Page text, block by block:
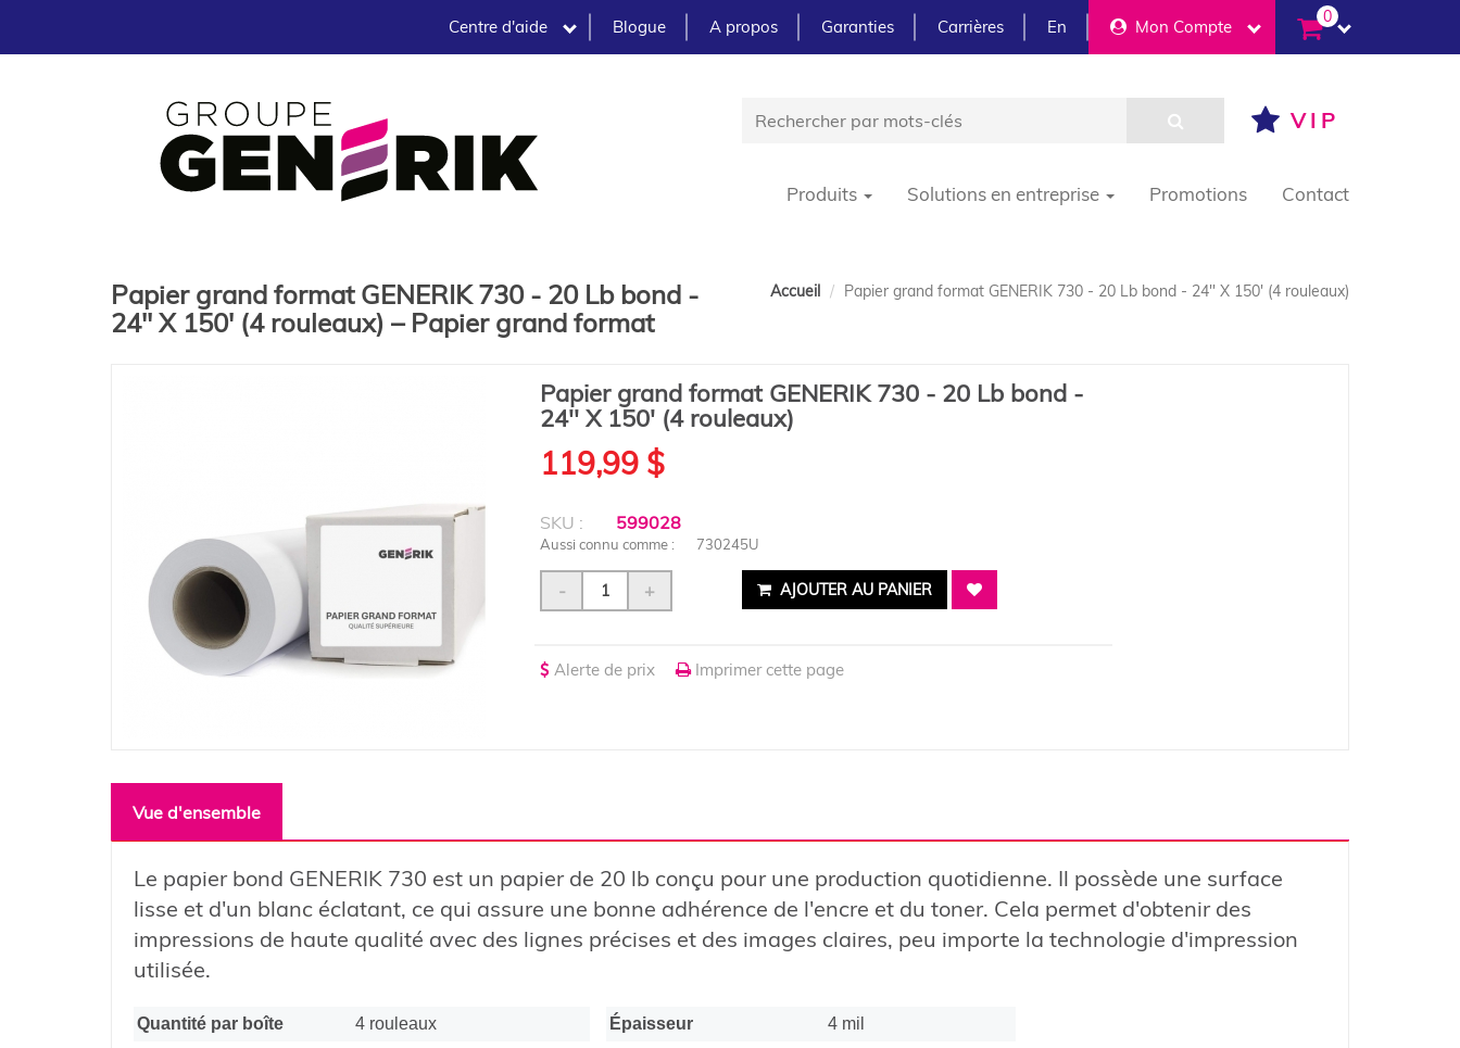
Centre d'aide Blogue A propos Garanties Carrières En Mon Compte 0
VIP
Produits Solutions en entreprise Promotions Contact
Papier grand format GENERIK 730 - 20 Lb bond -
24'' X 150' (4 rouleaux) – Papier grand format
Accueil Papier grand format GENERIK 730 - 20 Lb bond - 24'' X 150' (4 rouleaux)
Papier grand format GENERIK 730 - 20 Lb bond -
24'' X 150' (4 rouleaux)
119,99 $
SKU : 599028
Aussi connu comme : 730245U
- + AJOUTER AU PANIER
Alerte de prix Imprimer cette page
Vue d'ensemble
Le papier bond GENERIK 730 est un papier de 20 lb conçu pour une production quotidienne. Il possède une surface
lisse et d'un blanc éclatant, ce qui assure une bonne adhérence de l'encre et du toner. Cela permet d'obtenir des
impressions de haute qualité avec des lignes précises et des images claires, peu importe la technologie d'impression
utilisée.
Quantité par boîte 4 rouleaux Épaisseur
4 mil